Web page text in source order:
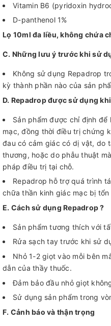
Vitamin B6 (pyridoxin
D-panthenol 1%
Lọ 10ml đa liều, không chứa
C. Những lưu ý trước khi sử
Không sử dụng Repadrop
kỳ thành phần nào của sản
D. Repadrop được sử dụng
Sản phẩm được chỉ định
mạc, đồng thời điều trị chứng
đau có cảm giác có dị vật, do
thương, hoặc do phẫu thuật
pháp điều trị tại chỗ.
Repadrop hỗ trợ quá trình
chữa thần kinh giác mạc bị tổn
E. Cách sử dụng Repadrop ?
Sản phẩm tương thích với
Rửa sạch tay trước khi sử
Nhỏ 1-2 giọt vào mỗi bên
dẫn của thầy thuốc.
Đảm bảo đầu nhỏ giọt
Sử dụng sản phẩm trong
F. Cảnh báo và thận trọng